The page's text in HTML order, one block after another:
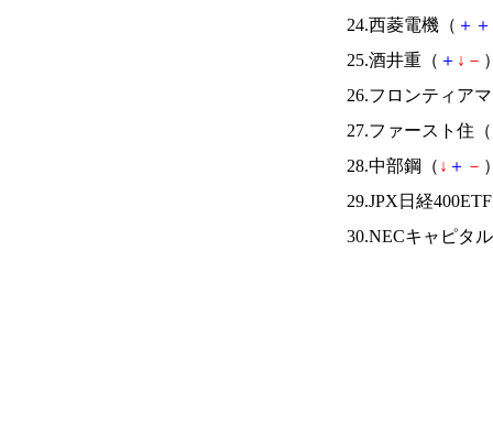
24.西菱電機（ ＋ ＋
25.酒井重（ ＋ ↓ －
26.フロンティア
27.ファースト住（
28.中部鋼（ ↓ ＋ －
29.JPX日経
30.NECキャピタ